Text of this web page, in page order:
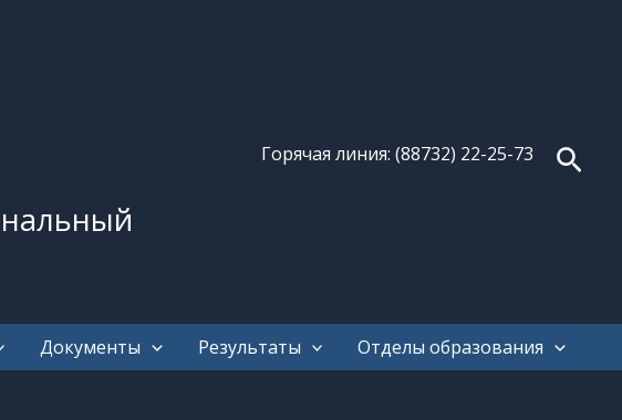
Горячая линия: (88732) 22-25-73
Документы Результаты Отделы образования